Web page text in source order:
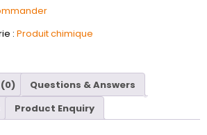
: Produit chimique
Questions & Answers
Product Enquiry